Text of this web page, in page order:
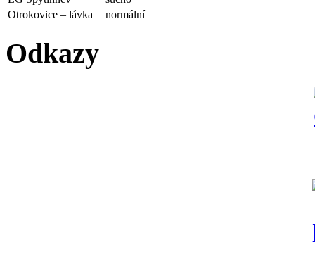
Otrokovice – lávka
normální
Odkazy